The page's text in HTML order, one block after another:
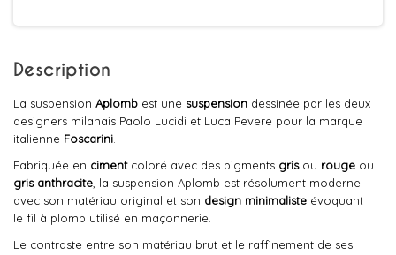
Description
La suspension Aplomb est une suspension dessinée par les deux
designers milanais Paolo Lucidi et Luca Pevere pour la marque
italienne Foscarini
Fabriquée en cimentcoloré avec des pigments gris ou rouge ou
gris anthracite , la suspension Aplomb est résolument moderne
avec son matériau original et son design minimaliste évoquant
le fil à plomb utilisé en maçonnerie.
Le contraste entre son matériau brut et le raffinement de ses